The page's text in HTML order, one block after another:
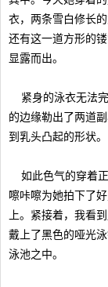
衣，两条雪白修长
还有这一道方形的
显露而出。
紧身的泳衣无法完
的边缘勒出了两道
到乳头凸起的形状。
如此色气的穿着正
嚓咔嚓为她拍下了
上。紧接着，我看
戴上了黑色的哑光
泳池之中。